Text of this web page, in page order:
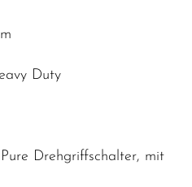
Duty
Drehgriffschalter, mit